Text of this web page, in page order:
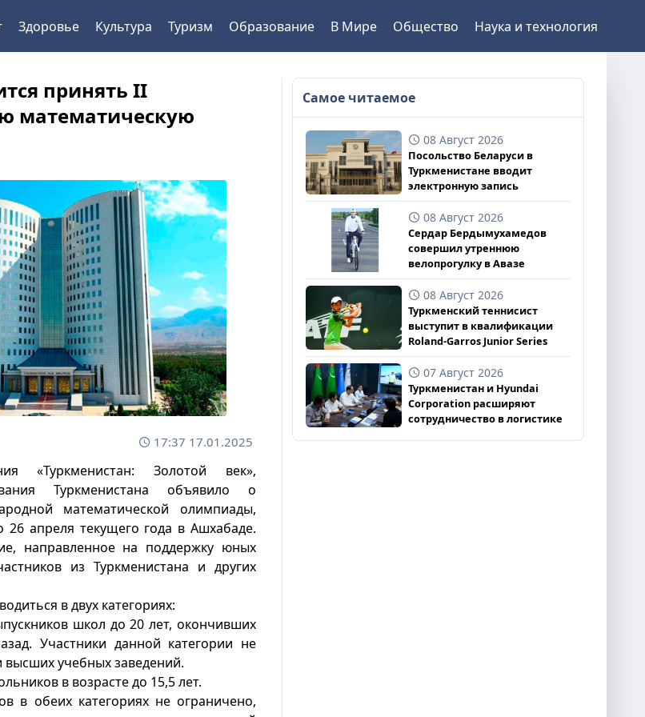
Здоровье Культура Туризм Образование В Мире Общество Наука и технология
принять II
математическую
17:37 17.01.2025
«Туркменистан: Золотой век»,
Туркменистана объявило о
математической олимпиады,
26 апреля текущего года в Ашхабаде.
направленное на поддержку юных
из Туркменистана и других
в двух категориях:
школ до 20 лет, окончивших
Участники данной категории не
учебных заведений.
в возрасте до 15,5 лет.
в обеих категориях не ограничено,
Самое читаемое
08 Август 2026
Посольство Беларуси в
Туркменистане вводит
электронную запись
08 Август 2026
Сердар Бердымухамедов
совершил утреннюю
велопрогулку в Авазе
08 Август 2026
Туркменский теннисист
выступит в квалификации
Roland-Garros Junior Series
07 Август 2026
Туркменистан и Hyundai
Corporation расширяют
сотрудничество в логистике